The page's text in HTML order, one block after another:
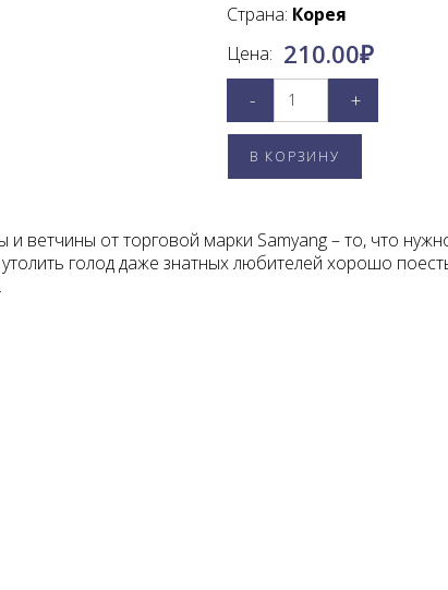
Страна: Корея
Цена: 210.00₽
- +
ветчины от торговой марки Samyang – то, что
голод даже знатных любителей хорошо